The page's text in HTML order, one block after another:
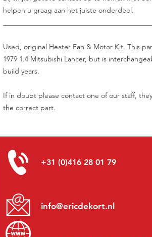
helpen u graag aan het juiste onderdeel.
Used, original Heater Fan & Motor Kit. This
1979 1.4 Mitsubishi Lancer, but is
build years.
If in doubt please contact one of our staff,
the correct part.
+31 (0)416 28 01 79
info@ericdekort.nl